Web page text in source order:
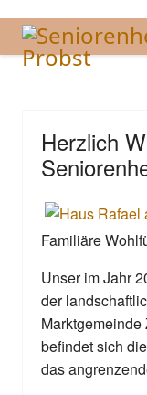
Herzlich
Familiäre
Unser im Jahr
der
befindet sich
das